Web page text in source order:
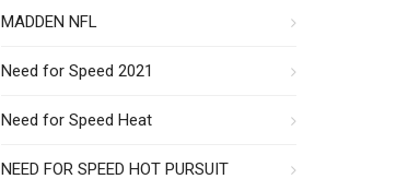
MADDEN NFL
Need for Speed 2021
Need for Speed Heat
NEED FOR SPEED HOT PURSUIT